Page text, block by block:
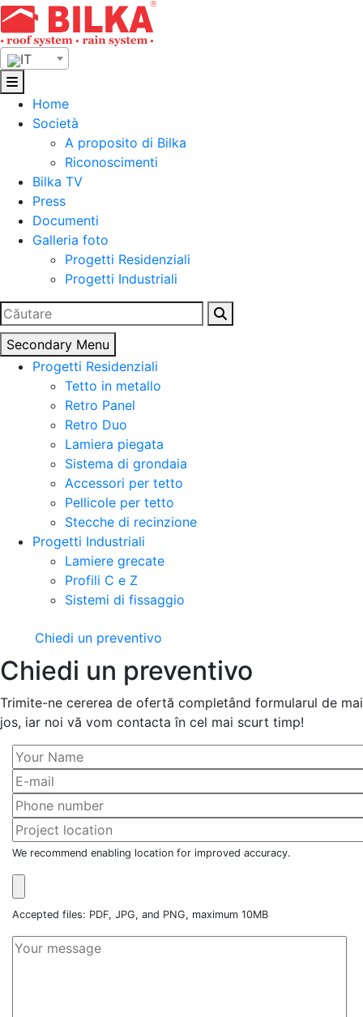
Skip
to
content
IT
Home
Società
A proposito di Bilka
Riconoscimenti
Bilka TV
Press
Documenti
Galleria foto
Progetti Residenziali
Progetti Industriali
Ricerca
per:
Secondary Menu
Progetti Residenziali
Tetto in metallo
Retro Panel
Retro Duo
Lamiera piegata
Sistema di grondaia
Accessori per tetto
Pellicole per tetto
Stecche di recinzione
Progetti Industriali
Lamiere grecate
Profili C e Z
Sistemi di fissaggio
Chiedi un preventivo
Chiedi un preventivo
Trimite-ne cererea de ofertă completând formularul de mai
jos, iar noi vă vom contacta în cel mai scurt timp!
We recommend enabling location for improved accuracy.
Accepted files: PDF, JPG, and PNG, maximum 10MB